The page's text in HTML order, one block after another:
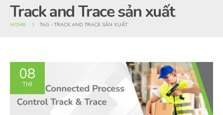
Track and Trace sản xuất
HOME TAG -TRACK AND TRACE SẢN XUẤT
08
Th9